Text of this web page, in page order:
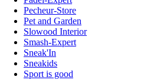
Pecheur-Store
Pet and Garden
Slowood Interior
Smash-Expert
Sneak'In
Sneakids
Sport is good